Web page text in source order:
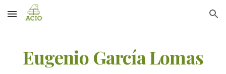
Skip to main content Skip to navigation
Eugenio García Lomas